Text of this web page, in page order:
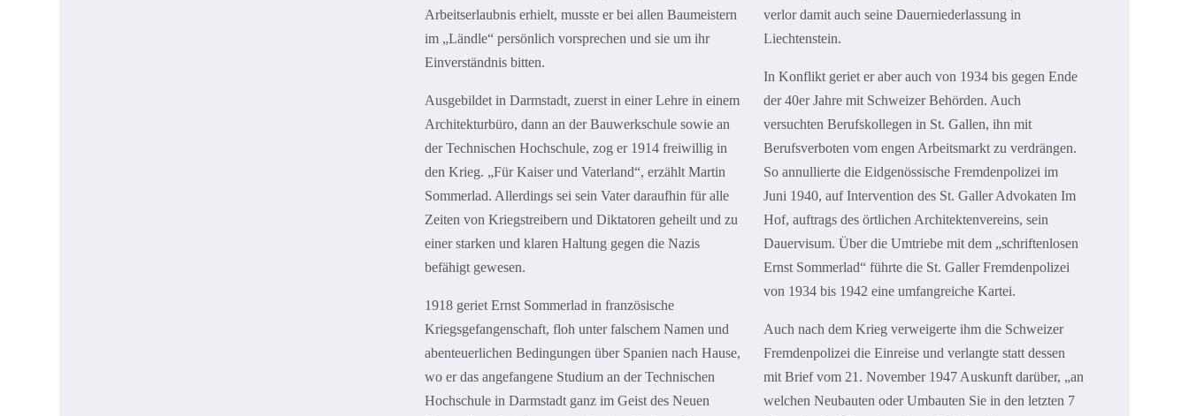
Arbeitserlaubnis erhielt, musste er bei allen Baumeistern
im „Ländle“ persönlich vorsprechen und sie um ihr
Einverständnis bitten.
Ausgebildet in Darmstadt, zuerst in einer Lehre in einem
Architekturbüro, dann an der Bauwerkschule sowie an
der Technischen Hochschule, zog er 1914 freiwillig in
den Krieg. „Für Kaiser und Vaterland“, erzählt Martin
Sommerlad. Allerdings sei sein Vater daraufhin für alle
Zeiten von Kriegstreibern und Diktatoren geheilt und zu
einer starken und klaren Haltung gegen die Nazis
befähigt gewesen.
1918 geriet Ernst Sommerlad in französische
Kriegsgefangenschaft, floh unter falschem Namen und
abenteuerlichen Bedingungen über Spanien nach Hause,
wo er das angefangene Studium an der Technischen
Hochschule in Darmstadt ganz im Geist des Neuen
verlor damit auch seine Dauerniederlassung in
Liechtenstein.
In Konflikt geriet er aber auch von 1934 bis gegen Ende
der 40er Jahre mit Schweizer Behörden. Auch
versuchten Berufskollegen in St. Gallen, ihn mit
Berufsverboten vom engen Arbeitsmarkt zu verdrängen.
So annullierte die Eidgenössische Fremdenpolizei im
Juni 1940, auf Intervention des St. Galler Advokaten Im
Hof, auftrags des örtlichen Architektenvereins, sein
Dauervisum. Über die Umtriebe mit dem „schriftenlosen
Ernst Sommerlad“ führte die St. Galler Fremdenpolizei
von 1934 bis 1942 eine umfangreiche Kartei.
Auch nach dem Krieg verweigerte ihm die Schweizer
Fremdenpolizei die Einreise und verlangte statt dessen
mit Brief vom 21. November 1947 Auskunft darüber, „an
welchen Neubauten oder Umbauten Sie in den letzten 7